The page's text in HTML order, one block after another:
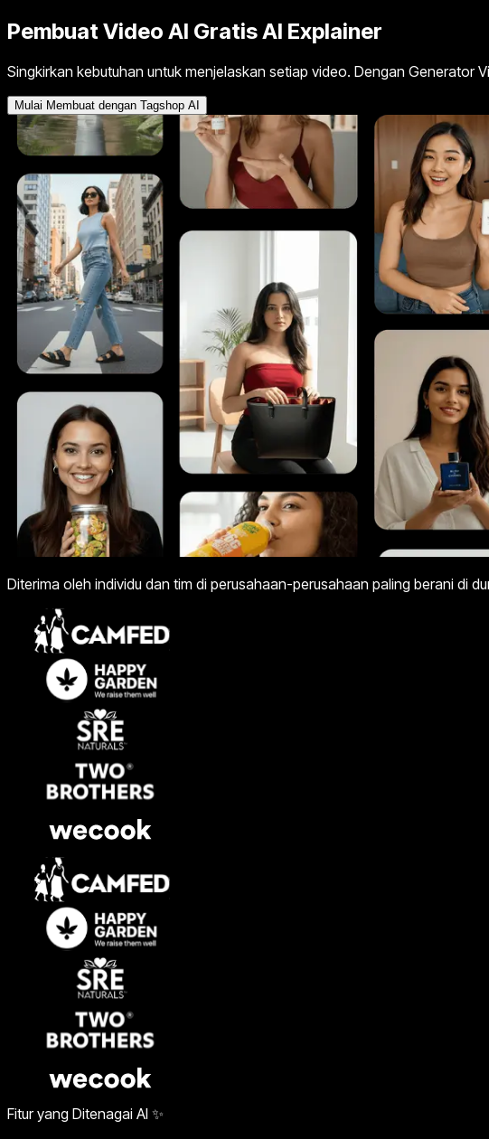
Pembuat Video AI GratisAI Explainer
Singkirkan kebutuhan untuk menjelaskan setiap video. Dengan Generator
Mulai Membuat dengan Tagshop AI
Diterima oleh individu dan tim di perusahaan-perusahaan paling berani di
Fitur yang Ditenagai AI ✨